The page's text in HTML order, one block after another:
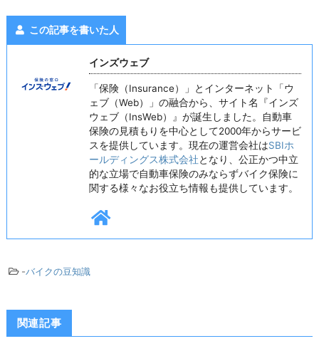
この記事を書いた人
インズウェブ
「保険（Insurance）」とインターネット「ウ
ェブ（Web）」の融合から、サイト名『インズ
ウェブ（InsWeb）』が誕生しました。自動車
保険の見積もりを中心として2000年からサービ
スを提供しています。現在の運営会社はSBIホ
ールディングス株式会社となり、公正かつ中立
的な立場で自動車保険のみならずバイク保険に
関する様々なお役立ち情報も提供しています。
-バイクの豆知識
関連記事